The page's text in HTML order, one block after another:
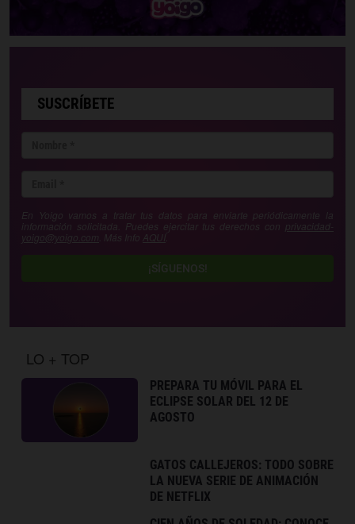
SUSCRÍBETE
En Yoigo vamos a tratar tus datos para enviarte periódicamente la
información solicitada. Puedes ejercitar tus derechos con privacidad-
yoigo@yoigo.com . Más Info AQUÍ
¡SÍGUENOS!
LO + TOP
PREPARA TU MÓVIL PARA EL
ECLIPSE SOLAR DEL 12 DE
AGOSTO
GATOS CALLEJEROS: TODO SOBRE
LA NUEVA SERIE DE ANIMACIÓN
DE NETFLIX